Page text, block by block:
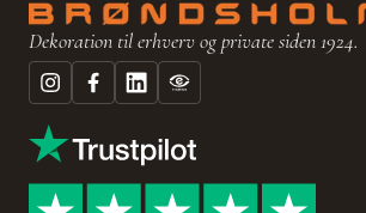
Dekoration til erhverv og private siden 1924.